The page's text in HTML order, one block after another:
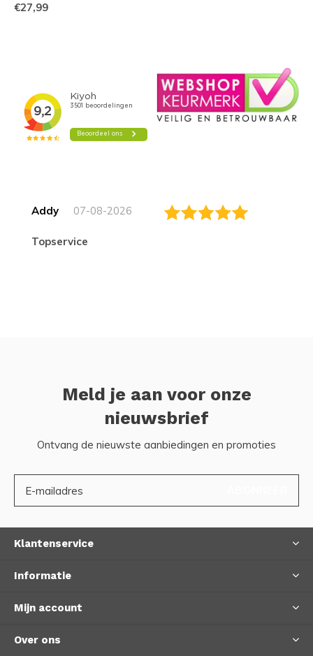
€27,99
Addy 07-08-2026
topservice
Meld je aan voor onze
nieuwsbrief
Ontvang de nieuwste aanbiedingen en promoties
Klantenservice
Informatie
Mijn account
Over ons